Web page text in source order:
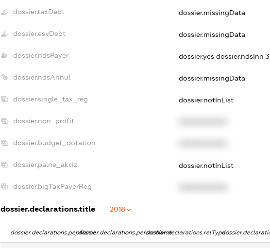
dossier.taxDebt dossier.missingData
dossier.esvDebt dossier.missingData
dossier.ndsPayer dossier.yesdossier.ndsInn
dossier.ndsAnnul dossier.missingData
dossier.single_tax_reg dossier.notInList
dossier.non_profit
dossier.budget_dotation
dossier.palne_akciz dossier.notInList
dossier.bigTaxPayerReg
dossier.declarations.title 2018
dossier.declarations.pepNamedossier.declarations.personNamedossier.declarations.relType